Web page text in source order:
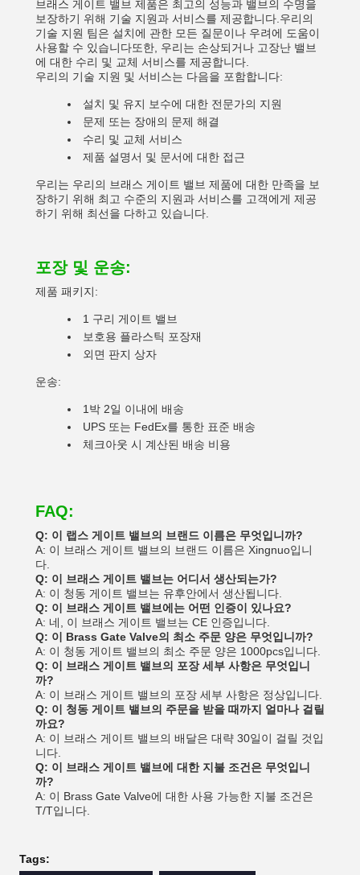
브래스 게이트 밸브 제품은 최고의 성능과 밸브의 수명을
보장하기 위해 기술 지원과 서비스를 제공합니다.우리의
기술 지원 팀은 설치에 관한 모든 질문이나 우려에 도움이
사용할 수 있습니다또한, 우리는 손상되거나 고장난 밸브
에 대한 수리 및 교체 서비스를 제공합니다.
우리의 기술 지원 및 서비스는 다음을 포함합니다:
설치 및 유지 보수에 대한 전문가의 지원
문제 또는 장애의 문제 해결
수리 및 교체 서비스
제품 설명서 및 문서에 대한 접근
우리는 우리의 브래스 게이트 밸브 제품에 대한 만족을 보
장하기 위해 최고 수준의 지원과 서비스를 고객에게 제공
하기 위해 최선을 다하고 있습니다.
포장 및 운송:
제품 패키지:
1 구리 게이트 밸브
보호용 플라스틱 포장재
외면 판지 상자
운송:
1박 2일 이내에 배송
UPS 또는 FedEx를 통한 표준 배송
체크아웃 시 계산된 배송 비용
FAQ:
Q: 이 랩스 게이트 밸브의 브랜드 이름은 무엇입니까?
A: 이 브래스 게이트 밸브의 브랜드 이름은 Xingnuo입니
다.
Q: 이 브래스 게이트 밸브는 어디서 생산되는가?
A: 이 청동 게이트 밸브는 유후안에서 생산됩니다.
Q: 이 브래스 게이트 밸브에는 어떤 인증이 있나요?
A: 네, 이 브래스 게이트 밸브는 CE 인증입니다.
Q: 이 Brass Gate Valve의 최소 주문 양은 무엇입니까?
A: 이 청동 게이트 밸브의 최소 주문 양은 1000pcs입니다.
Q: 이 브래스 게이트 밸브의 포장 세부 사항은 무엇입니
까?
A: 이 브래스 게이트 밸브의 포장 세부 사항은 정상입니다.
Q: 이 청동 게이트 밸브의 주문을 받을 때까지 얼마나 걸릴
까요?
A: 이 브래스 게이트 밸브의 배달은 대략 30일이 걸릴 것입
니다.
Q: 이 브래스 게이트 밸브에 대한 지불 조건은 무엇입니
까?
A: 이 Brass Gate Valve에 대한 사용 가능한 지불 조건은
T/T입니다.
Tags: